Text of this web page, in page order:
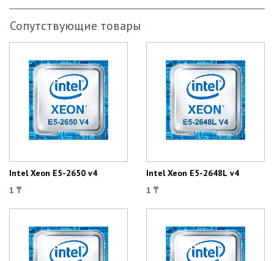
Сопутствующие товары
Intel Xeon E5-2650 v4
1 ₸
Intel Xeon E5-2648L v4
1 ₸